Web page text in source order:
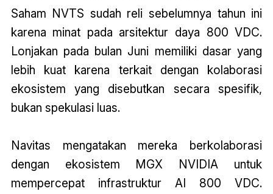
Saham NVTS sudah reli sebelumnya tahun ini
karena minat pada arsitektur daya 800 VDC.
Lonjakan pada bulan Juni memiliki dasar yang
lebih kuat karena terkait dengan kolaborasi
ekosistem yang disebutkan secara spesifik,
bukan spekulasi luas.
Navitas mengatakan mereka berkolaborasi
dengan ekosistem MGX NVIDIA untuk
mempercepat infrastruktur AI 800 VDC.